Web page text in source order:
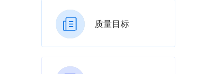
质量目标